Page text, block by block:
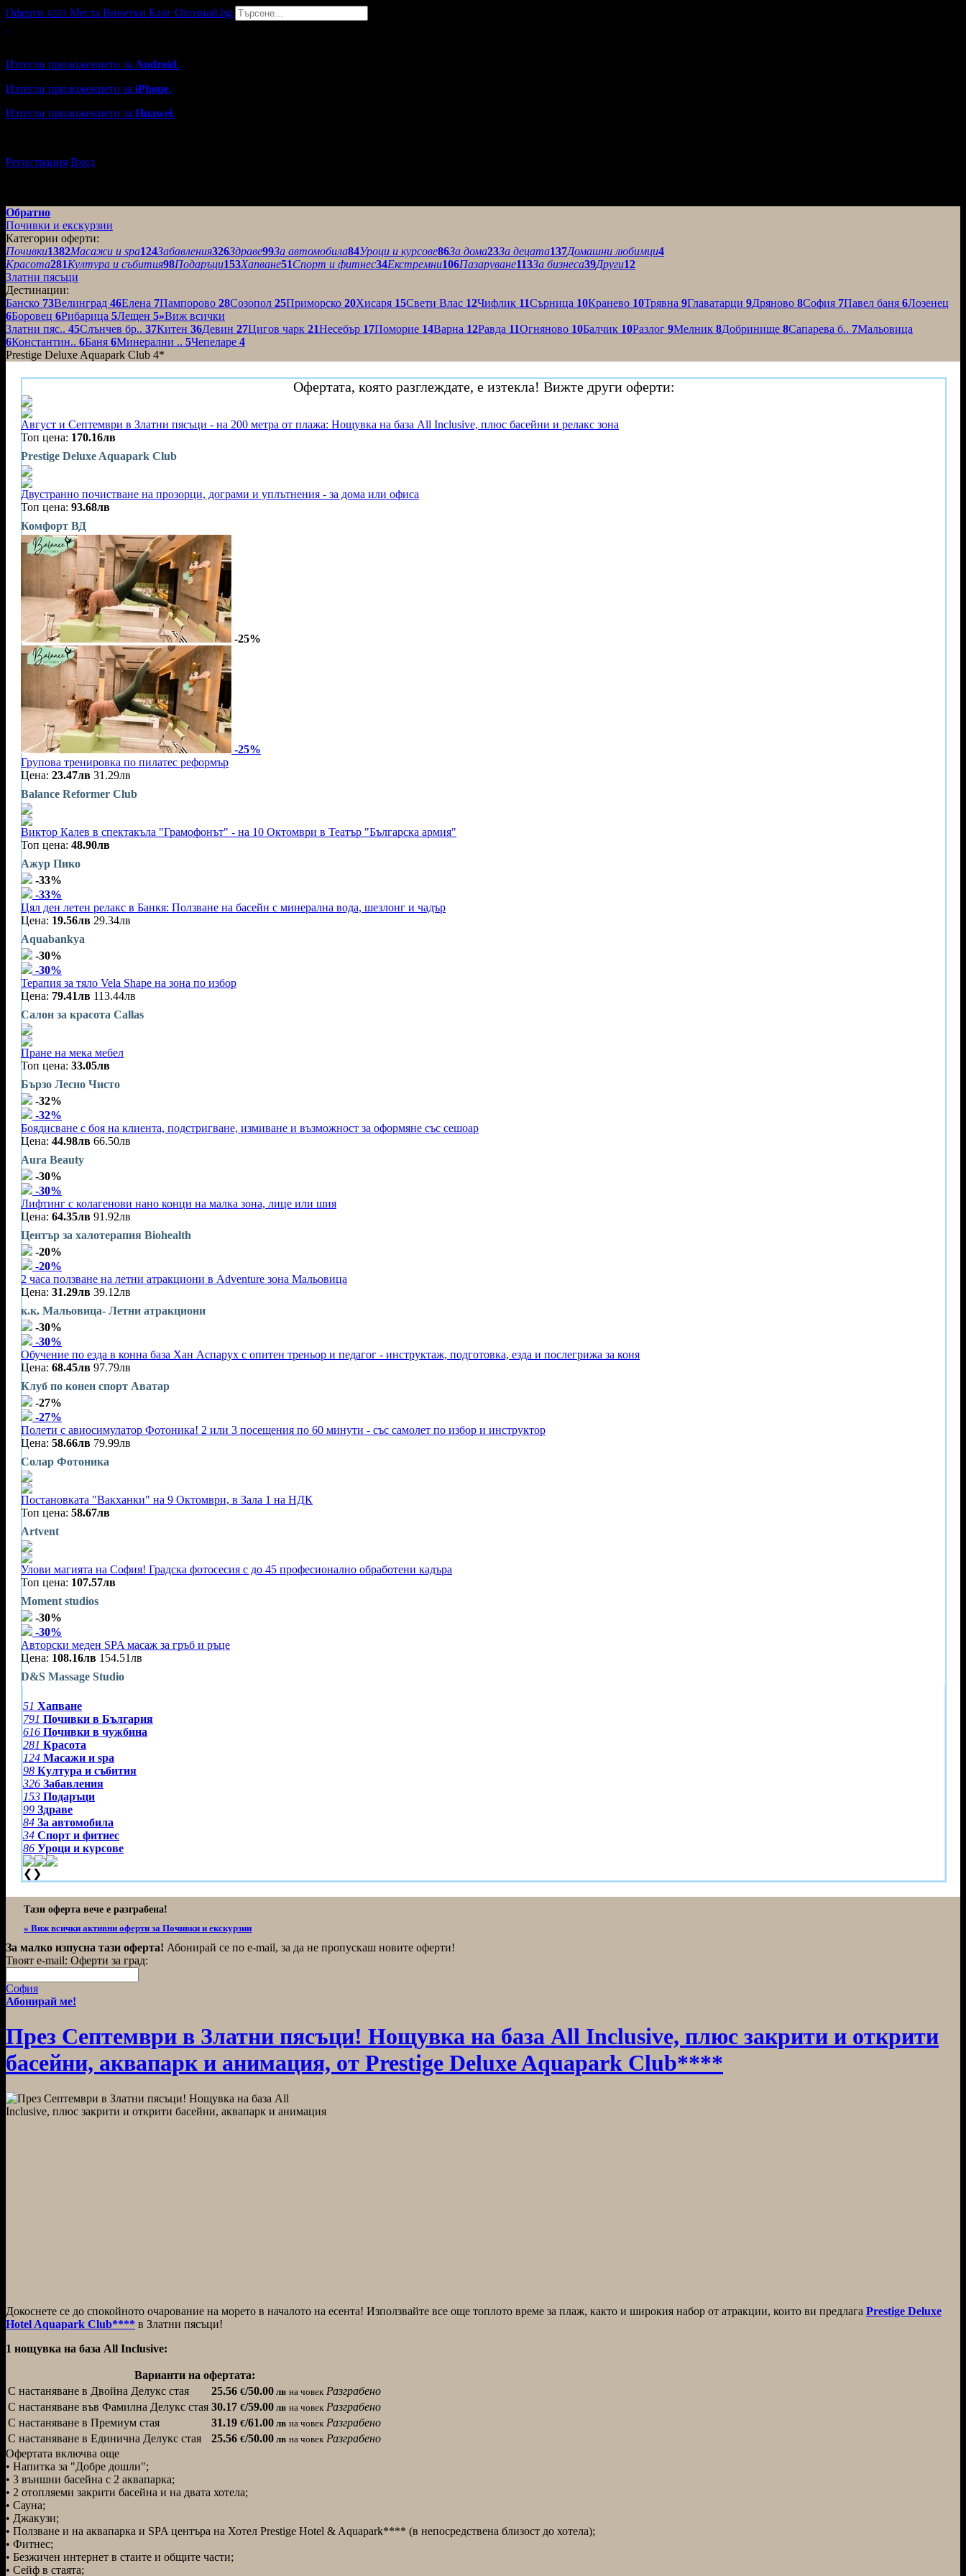
Оферти 4263 Места Винетки Блог Опознай.bg
Изтегли приложението за Android.
Изтегли приложението за iPhone.
Изтегли приложението за Huawei.
Регистрация Вход
Обратно
Почивки и екскурзии
Категории оферти:
Почивки1382Масажи и spa124Забавления326Здраве99За автомобила84Уроци и курсове86За дома23За децата137Домашни любимци4
Красота281Култура и събития98Подаръци153Хапване51Спорт и фитнес34Екстремни106Пазаруване113За бизнеса39Други12
Златни пясъци
Дестинации:
Банско 73Велинград 46Елена 7Пампорово 28Созопол 25Приморско 20Хисаря 15Свети Влас 12Чифлик 11Сърница 10Кранево 10Трявна 9Главатарци 9Дряново 8София 7Павел баня 6Лозенец
6Боровец 6Рибарица 5Лещен 5»Виж всички
Златни пяс.. 45Слънчев бр.. 37Китен 36Девин 27Цигов чарк 21Несебър 17Поморие 14Варна 12Равда 11Огняново 10Балчик 10Разлог 9Мелник 8Добринище 8Сапарева б.. 7Мальовица
6Константин.. 6Баня 6Минерални .. 5Чепеларе 4
Prestige Deluxe Aquapark Club 4*
Офертата, която разглеждате, е изтекла! Вижте други оферти:
Август и Септември в Златни пясъци - на 200 метра от плажа: Нощувка на база All Inclusive, плюс басейни и релакс зона
Топ цена: 170.16лв
Prestige Deluxe Aquapark Club
Двустранно почистване на прозорци, дограми и уплътнения - за дома или офиса
Топ цена: 93.68лв
Комфорт ВД
-25%
-25%
Групова тренировка по пилатес реформър
Цена: 23.47лв 31.29лв
Balance Reformer Club
Виктор Калев в спектакъла "Грамофонът" - на 10 Октомври в Театър "Българска армия"
Топ цена: 48.90лв
Ажур Пико
-33%
-33%
Цял ден летен релакс в Банкя: Ползване на басейн с минерална вода, шезлонг и чадър
Цена: 19.56лв 29.34лв
Aquabankya
-30%
-30%
Терапия за тяло Vela Shape на зона по избор
Цена: 79.41лв 113.44лв
Салон за красота Callas
Пране на мека мебел
Топ цена: 33.05лв
Бързо Лесно Чисто
-32%
-32%
Боядисване с боя на клиента, подстригване, измиване и възможност за оформяне със сешоар
Цена: 44.98лв 66.50лв
Aura Beauty
-30%
-30%
Лифтинг с колагенови нано конци на малка зона, лице или шия
Цена: 64.35лв 91.92лв
Център за халотерапия Biohealth
-20%
-20%
2 часа ползване на летни атракциони в Adventure зона Мальовица
Цена: 31.29лв 39.12лв
к.к. Мальовица- Летни атракциони
-30%
-30%
Обучение по езда в конна база Хан Аспарух с опитен треньор и педагог - инструктаж, подготовка, езда и послегрижа за коня
Цена: 68.45лв 97.79лв
Клуб по конен спорт Аватар
-27%
-27%
Полети с авиосимулатор Фотоника! 2 или 3 посещения по 60 минути - със самолет по избор и инструктор
Цена: 58.66лв 79.99лв
Солар Фотоника
Постановката "Вакханки" на 9 Октомври, в Зала 1 на НДК
Топ цена: 58.67лв
Artvent
Улови магията на София! Градска фотосесия с до 45 професионално обработени кадъра
Топ цена: 107.57лв
Moment studios
-30%
-30%
Авторски меден SPA масаж за гръб и ръце
Цена: 108.16лв 154.51лв
D&S Massage Studio
51 Хапване
791 Почивки в България
616 Почивки в чужбина
281 Красота
124 Масажи и spa
98 Култура и събития
326 Забавления
153 Подаръци
99 Здраве
84 За автомобила
34 Спорт и фитнес
86 Уроци и курсове
❮ ❯
Тази оферта вече е разграбена!
» Виж всички активни оферти за Почивки и екскурзии
За малко изпусна тази оферта! Абонирай се по e-mail, за да не пропускаш новите оферти!
Твоят e-mail: Оферти за град:
София
Абонирай ме!
През Септември в Златни пясъци! Нощувка на база All Inclusive, плюс закрити и открити
басейни, аквапарк и анимация, от Prestige Deluxe Aquapark Club****
Докоснете се до спокойното очарование на морето в началото на есента! Използвайте все още топлото време за плаж, както и широкия набор от атракции, които ви предлага Prestige Deluxe
Hotel Aquapark Club**** в Златни пясъци!
1 нощувка на база All Inclusive:
Варианти на офертата:
С настаняване в Двойна Делукс стая
25.56 €/50.00 лв на човек Разграбено
С настаняване във Фамилна Делукс стая 30.17 €/59.00 лв на човек Разграбено
С настаняване в Премиум стая
31.19 €/61.00 лв на човек Разграбено
С настаняване в Единична Делукс стая
25.56 €/50.00 лв на човек Разграбено
Офертата включва още
• Напитка за "Добре дошли";
• 3 външни басейна с 2 аквапарка;
• 2 отопляеми закрити басейна и на двата хотела;
• Сауна;
• Джакузи;
• Ползване и на аквапарка и SPA центъра на Хотел Prestige Hotel & Aquapark**** (в непосредствена близост до хотела);
• Фитнес;
• Безжичен интернет в стаите и общите части;
• Сейф в стаята;